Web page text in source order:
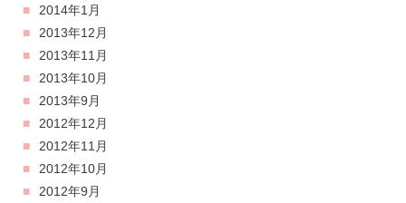
2014年1月
2013年12月
2013年11月
2013年10月
2013年9月
2012年12月
2012年11月
2012年10月
2012年9月